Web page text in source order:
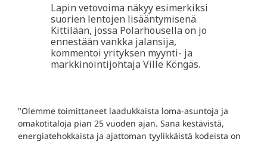
Lapin vetovoima näkyy esimerkiksi
suorien lentojen lisääntymisenä
Kittilään, jossa Polarhousella on jo
ennestään vankka jalansija,
kommentoi yrityksen myynti- ja
markkinointijohtaja Ville Köngäs.
"Olemme toimittaneet laadukkaista loma-asuntoja ja
omakotitaloja pian 25 vuoden ajan. Sana kestävistä,
energiatehokkaista ja ajattoman tyylikkäistä kodeista on